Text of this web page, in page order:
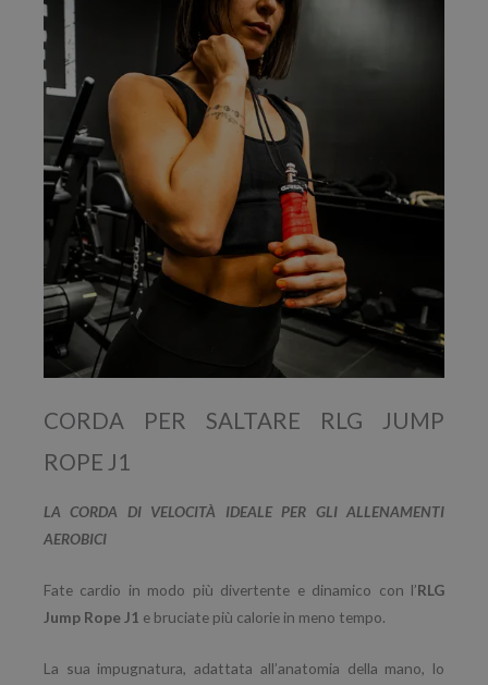
CORDA PER SALTARE RLG JUMP
ROPE J1
LA CORDA DI VELOCITÀ IDEALE PER GLI ALLENAMENTI
AEROBICI
Fate cardio in modo più divertente e dinamico con l’RLG
Jump Rope J1 e bruciate più calorie in meno tempo.
La sua impugnatura, adattata all’anatomia della mano, lo